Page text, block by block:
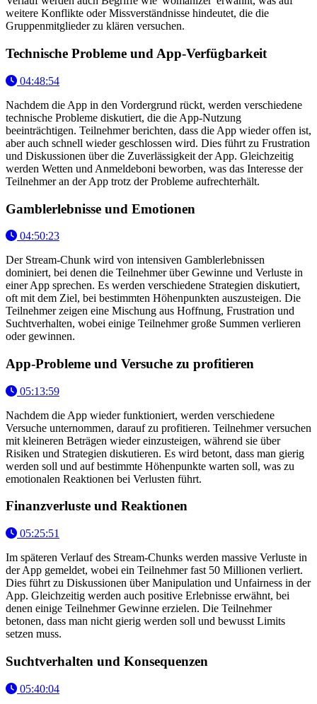
weitere Konflikte oder Missverständnisse hindeutet, die die
Gruppenmitglieder zu klären versuchen.
Technische Probleme und App-Verfügbarkeit
04:48:54
Nachdem die App in den Vordergrund rückt, werden verschiedene
technische Probleme diskutiert, die die App-Nutzung
beeinträchtigen. Teilnehmer berichten, dass die App wieder offen ist,
aber auch schnell wieder geschlossen wird. Dies führt zu Frustration
und Diskussionen über die Zuverlässigkeit der App. Gleichzeitig
werden Wetten und Anmeldeboni beworben, was das Interesse der
Teilnehmer an der App trotz der Probleme aufrechterhält.
Gamblerlebnisse und Emotionen
04:50:23
Der Stream-Chunk wird von intensiven Gamblerlebnissen
dominiert, bei denen die Teilnehmer über Gewinne und Verluste in
einer App sprechen. Es werden verschiedene Strategien diskutiert,
oft mit dem Ziel, bei bestimmten Höhenpunkten auszusteigen. Die
Teilnehmer zeigen eine Mischung aus Hoffnung, Frustration und
Suchtverhalten, wobei einige Teilnehmer große Summen verlieren
oder gewinnen.
App-Probleme und Versuche zu profitieren
05:13:59
Nachdem die App wieder funktioniert, werden verschiedene
Versuche unternommen, darauf zu profitieren. Teilnehmer versuchen
mit kleineren Beträgen wieder einzusteigen, während sie über
Risiken und Strategien diskutieren. Es wird betont, dass man gierig
werden soll und auf bestimmte Höhenpunkte warten soll, was zu
emotionalen Reaktionen bei Verlusten führt.
Finanzverluste und Reaktionen
05:25:51
Im späteren Verlauf des Stream-Chunks werden massive Verluste in
der App gemeldet, wobei ein Teilnehmer fast 50 Millionen verliert.
Dies führt zu Diskussionen über Manipulation und Unfairness in der
App. Gleichzeitig werden auch positive Erlebnisse erwähnt, bei
denen einige Teilnehmer Gewinne erzielen. Die Teilnehmer
betonen, dass man nicht gierig werden soll und bewusst Limits
setzen muss.
Suchtverhalten und Konsequenzen
05:40:04